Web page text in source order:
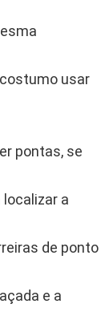
usar
pontas, se
a
de ponto
e a